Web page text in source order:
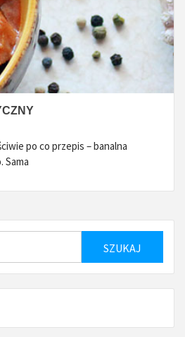
po co przepis – banalna
Sama